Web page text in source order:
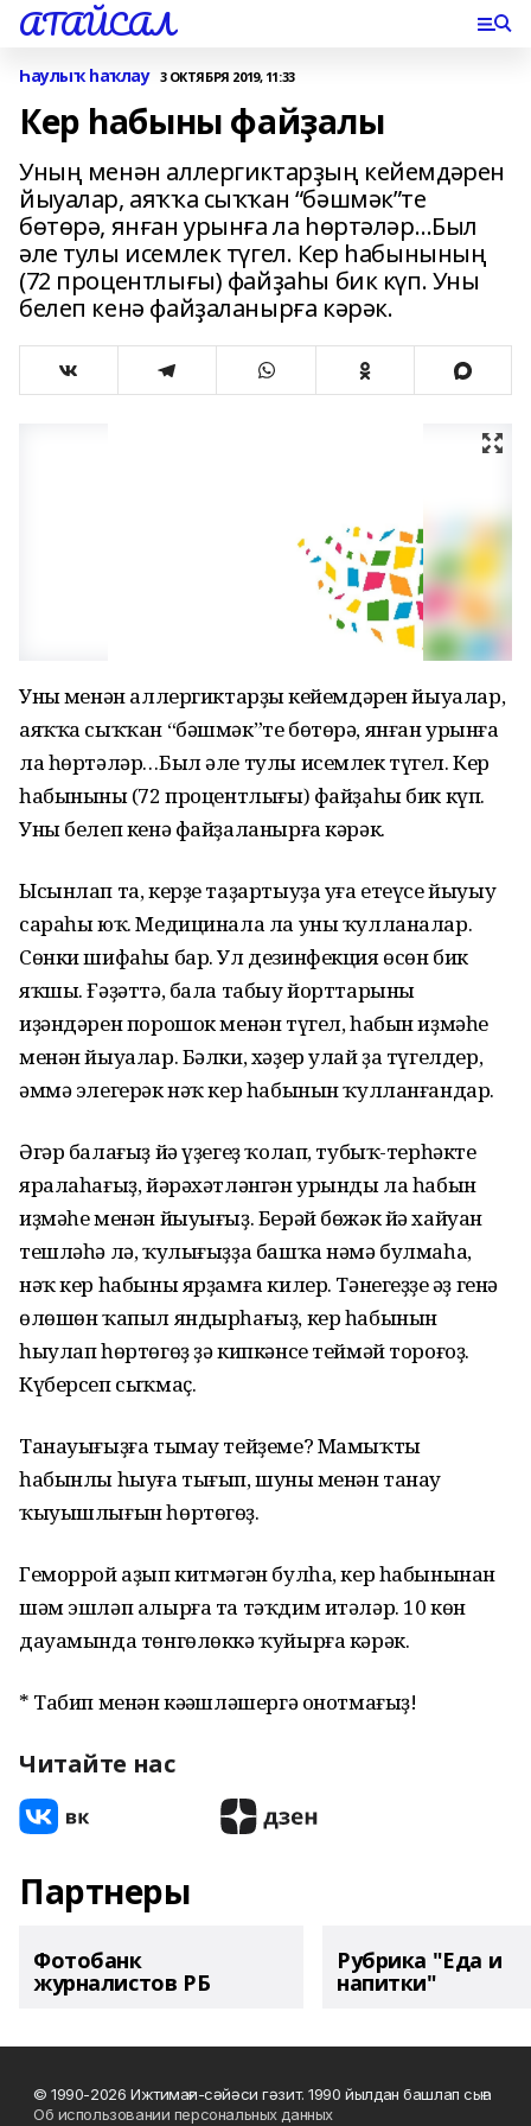
АТАЙСАЛ
Һаулыҡ һаҡлау 3 ОКТЯБРЯ 2019, 11:33
Кер һабыны файҙалы
Уның менән аллергиктарҙың кейемдәрен
йыуалар, аяҡҡа сыҡҡан “бәшмәк”те
бөтөрә, янған урынға ла һөртәләр…Был
әле тулы исемлек түгел. Кер һабынының
(72 процентлығы) файҙаһы бик күп. Уны
белеп кенә файҙаланырға кәрәк.
Уның менән аллергиктарҙың кейемдәрен йыуалар,
аяҡҡа сыҡҡан “бәшмәк”те бөтөрә, янған урынға
ла һөртәләр…Был әле тулы исемлек түгел. Кер
һабынының (72 процентлығы) файҙаһы бик күп.
Уны белеп кенә файҙаланырға кәрәк.
Ысынлап та, керҙе таҙартыуҙа уға етеүсе йыуыу
сараһы юҡ. Медицинала ла уны ҡулланалар.
Сөнки шифаһы бар. Ул дезинфекция өсөн бик
яҡшы. Ғәҙәттә, бала табыу йорттарының
иҙәндәрен порошок менән түгел, һабын иҙмәһе
менән йыуалар. Бәлки, хәҙер улай ҙа түгелдер,
әммә элегерәк нәҡ кер һабынын ҡулланғандар.
Әгәр балағыҙ йә үҙегеҙ ҡолап, тубыҡ-терһәкте
яралаһағыҙ, йәрәхәтләнгән урынды ла һабын
иҙмәһе менән йыуығыҙ. Берәй бөжәк йә хайуан
тешләһә лә, ҡулығыҙҙа башҡа нәмә булмаһа,
нәҡ кер һабыны ярҙамға килер. Тәнегеҙҙең әҙ генә
өлөшөн ҡапыл яндырһағыҙ, кер һабынын
һыулап һөртөгөҙ ҙә кипкәнсе теймәй тороғоҙ.
Күберсеп сыҡмаҫ.
Танауығыҙға тымау тейҙеме? Мамыҡты
һабынлы һыуға тығып, шуның менән танау
ҡыуышлығын һөртөгөҙ.
Геморрой аҙып китмәгән булһа, кер һабынынан
шәм эшләп алырға та тәҡдим итәләр. 10 көн
дауамында төнгөлөккә ҡуйырға кәрәк.
* Табип менән кәңәшләшергә онотмағыҙ!
Читайте нас
Партнеры
Фотобанк
журналистов РБ
Рубрика "Еда и
напитки"
© 1990-2026 Ижтимағи-сәйәси гәзит. 1990 йылдан башлап сыға
Об использовании персональных данных